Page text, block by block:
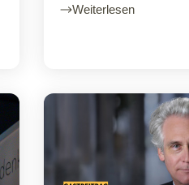
Weiterlesen